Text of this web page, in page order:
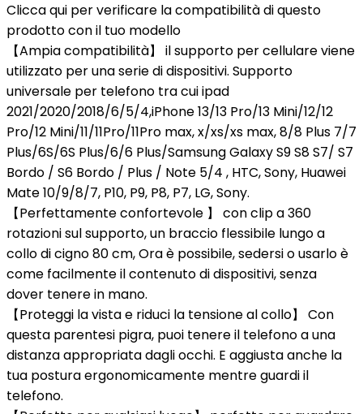
Clicca qui per verificare la compatibilità di questo
prodotto con il tuo modello
【Ampia compatibilità】 il supporto per cellulare viene
utilizzato per una serie di dispositivi. Supporto
universale per telefono tra cui ipad
2021/2020/2018/6/5/4,iPhone 13/13 Pro/13 Mini/12/12
Pro/12 Mini/11/11Pro/11Pro max, x/xs/xs max, 8/8 Plus 7/7
Plus/6S/6S Plus/6/6 Plus/Samsung Galaxy S9 S8 S7/ S7
Bordo / S6 Bordo / Plus / Note 5/4 , HTC, Sony, Huawei
Mate 10/9/8/7, P10, P9, P8, P7, LG, Sony.
【Perfettamente confortevole 】 con clip a 360
rotazioni sul supporto, un braccio flessibile lungo a
collo di cigno 80 cm, Ora è possibile, sedersi o usarlo è
come facilmente il contenuto di dispositivi, senza
dover tenere in mano.
【Proteggi la vista e riduci la tensione al collo】 Con
questa parentesi pigra, puoi tenere il telefono a una
distanza appropriata dagli occhi. E aggiusta anche la
tua postura ergonomicamente mentre guardi il
telefono.